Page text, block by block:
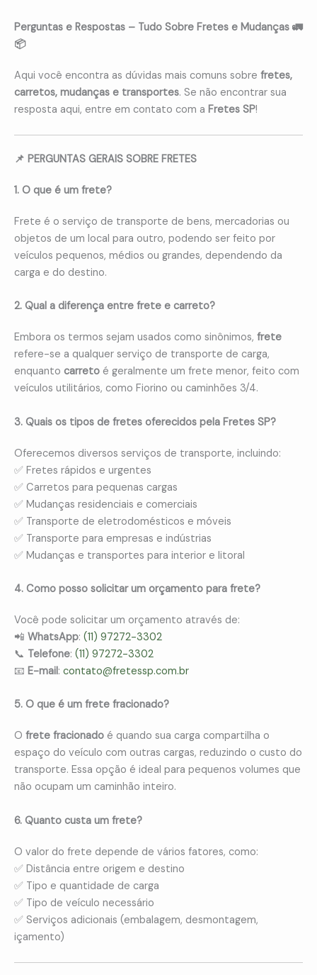
Perguntas e Respostas – Tudo Sobre Fretes e Mudanças 🚛
📦
Aqui você encontra as dúvidas mais comuns sobre fretes,
carretos, mudanças e transportes. Se não encontrar sua
resposta aqui, entre em contato com a Fretes SP!
📌 PERGUNTAS GERAIS SOBRE FRETES
1. O que é um frete?
Frete é o serviço de transporte de bens, mercadorias ou
objetos de um local para outro, podendo ser feito por
veículos pequenos, médios ou grandes, dependendo da
carga e do destino.
2. Qual a diferença entre frete e carreto?
Embora os termos sejam usados como sinônimos, frete
refere-se a qualquer serviço de transporte de carga,
enquanto carreto é geralmente um frete menor, feito com
veículos utilitários, como Fiorino ou caminhões 3/4.
3. Quais os tipos de fretes oferecidos pela Fretes SP?
Oferecemos diversos serviços de transporte, incluindo:
✅ Fretes rápidos e urgentes
✅ Carretos para pequenas cargas
✅ Mudanças residenciais e comerciais
✅ Transporte de eletrodomésticos e móveis
✅ Transporte para empresas e indústrias
✅ Mudanças e transportes para interior e litoral
4. Como posso solicitar um orçamento para frete?
Você pode solicitar um orçamento através de:
📲 WhatsApp: (11) 97272-3302
📞 Telefone: (11) 97272-3302
📧 E-mail: contato@fretessp.com.br
5. O que é um frete fracionado?
O frete fracionado é quando sua carga compartilha o
espaço do veículo com outras cargas, reduzindo o custo do
transporte. Essa opção é ideal para pequenos volumes que
não ocupam um caminhão inteiro.
6. Quanto custa um frete?
O valor do frete depende de vários fatores, como:
✅ Distância entre origem e destino
✅ Tipo e quantidade de carga
✅ Tipo de veículo necessário
✅ Serviços adicionais (embalagem, desmontagem,
içamento)